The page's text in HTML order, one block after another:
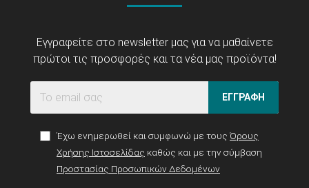
Εγγραφείτε στο newsletter μας για να μαθαίνετε
πρώτοι τις προσφορές και τα νέα μας προϊόντα!
ΕΓΓΡΑΦΗ
Έχω ενημερωθεί και συμφωνώ με τους Όρους
Χρήσης Ιστοσελίδας καθώς και με την σύμβαση
Προστασίας Προσωπικών Δεδομένων